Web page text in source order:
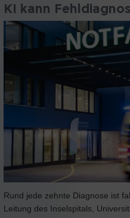
KI kann
Rund jede zehnte Diagnose ist
Leitung des Inselspitals,